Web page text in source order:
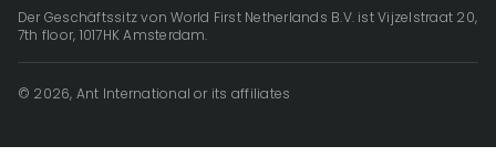
Der Geschäftssitz von World First Netherlands B.V. ist Vijzelstraat 20,
7th floor, 1017HK Amsterdam.
© 2026, Ant International or its affiliates